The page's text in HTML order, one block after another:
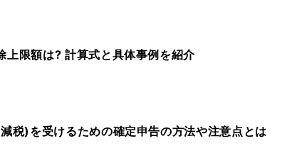
上限額は? 計算式と具体事例を紹介
税)を受けるための確定申告の方法や注意点とは